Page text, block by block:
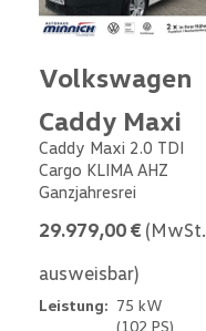
Volkswagen
Caddy Maxi
Caddy Maxi 2.0 TDI
Cargo KLIMA AHZ
Ganzjahresrei
29.979,00 € (MwSt.
ausweisbar)
Leistung: 75 kW
(102 PS)